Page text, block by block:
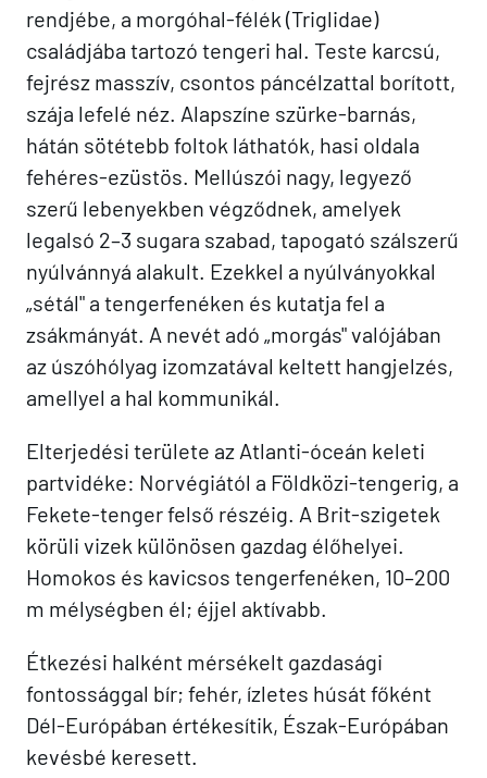
rendjébe, a morgóhal-félék (Triglidae)
családjába tartozó tengeri hal. Teste karcsú,
fejrész masszív, csontos páncélzattal borított,
szája lefelé néz. Alapszíne szürke-barnás,
hátán sötétebb foltok láthatók, hasi oldala
fehéres-ezüstös. Mellúszói nagy, legyező
szerű lebenyekben végződnek, amelyek
legalsó 2–3 sugara szabad, tapogató szálszerű
nyúlvánnyá alakult. Ezekkel a nyúlványokkal
„sétál" a tengerfenéken és kutatja fel a
zsákmányát. A nevét adó „morgás" valójában
az úszóhólyag izomzatával keltett hangjelzés,
amellyel a hal kommunikál.
Elterjedési területe az Atlanti-óceán keleti
partvidéke: Norvégiától a Földközi-tengerig, a
Fekete-tenger felső részéig. A Brit-szigetek
körüli vizek különösen gazdag élőhelyei.
Homokos és kavicsos tengerfenéken, 10–200
m mélységben él; éjjel aktívabb.
Étkezési halként mérsékelt gazdasági
fontossággal bír; fehér, ízletes húsát főként
Dél-Európában értékesítik, Észak-Európában
kevésbé keresett.